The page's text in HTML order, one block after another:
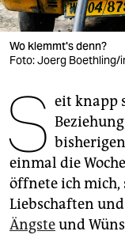
veranstaltungen
shop
unterstützen
abo
genossenschaft
epaper login
Wo klemmt's denn?
Foto: Joerg Boethling/
S eit knapp
einmal die
öffnete ich mich,
Liebschaften
Ängsteund